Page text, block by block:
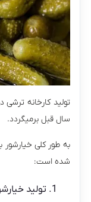
سال قبل برمیگردد.
به طور کلی
شده است:
تولید